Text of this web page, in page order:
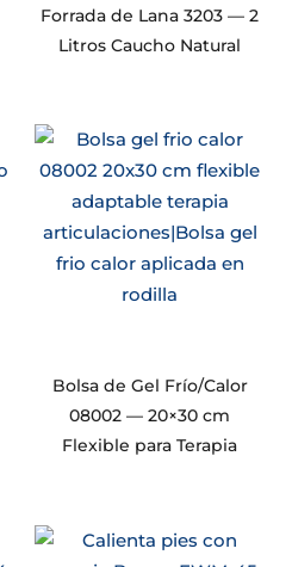
Forrada de Lana 3203 — 2
Litros Caucho Natural
Bolsa de Gel Frío/Calor
08002 — 20×30 cm
Flexible para Terapia